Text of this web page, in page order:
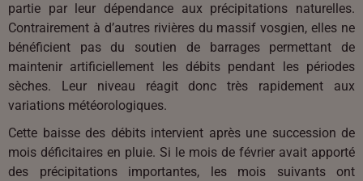
partie par leur dépendance aux précipitations naturelles.
Contrairement à d’autres rivières du massif vosgien, elles ne
bénéficient pas du soutien de barrages permettant de
maintenir artificiellement les débits pendant les périodes
sèches. Leur niveau réagit donc très rapidement aux
variations météorologiques.
Cette baisse des débits intervient après une succession de
mois déficitaires en pluie. Si le mois de février avait apporté
des précipitations importantes, les mois suivants ont